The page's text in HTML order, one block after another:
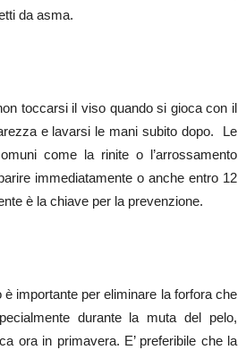
da asma.
toccarsi il viso quando si gioca con il
e lavarsi le mani subito dopo. Le
come la rinite o l’arrossamento
immediatamente o anche entro 12
è la chiave per la prevenzione.
importante per eliminare la forfora che
durante la muta del pelo,
ora in primavera. E’ preferibile che la